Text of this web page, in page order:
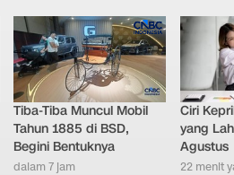
Tiba-Tiba Muncul Mobil
Tahun 1885 di BSD,
Begini Bentuknya
dalam 7 jam
Ciri
yang
Agustus
22 menit